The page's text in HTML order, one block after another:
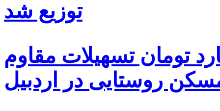
توزیع شد
هزار و ۴۸۰ میلیارد تومان تسهیلات مقاوم
روستایی در اردبیل